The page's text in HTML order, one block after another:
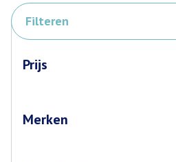
Filteren
Prijs
Merken